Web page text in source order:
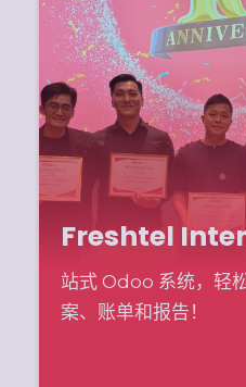
Freshtel
站式 Odoo 系统，轻
案、账单和报告！